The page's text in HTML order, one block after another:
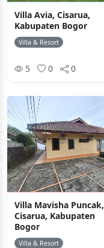
Villa Avia, Cisarua,
Kabupaten Bogor
Villa & Resort
5 0 0
Villa Mavisha Puncak,
Cisarua, Kabupaten
Bogor
Villa & Resort